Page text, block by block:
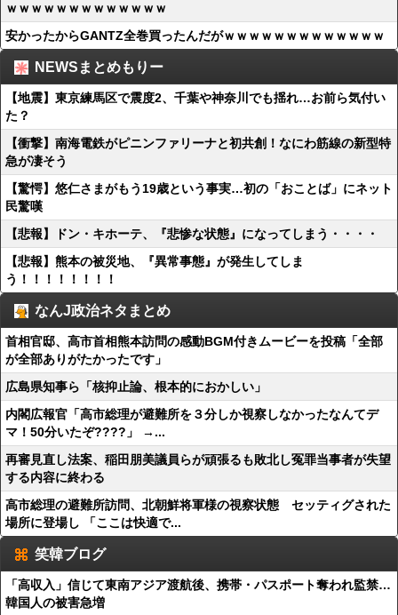
ｗｗｗｗｗｗｗｗｗｗｗｗｗ
安かったからGANTZ全巻買ったんだがｗｗｗｗｗｗｗｗｗｗｗｗｗ
NEWSまとめもりー
【地震】東京練馬区で震度2、千葉や神奈川でも揺れ…お前ら気付い
た？
【衝撃】南海電鉄がピニンファリーナと初共創！なにわ筋線の新型特
急が凄そう
【驚愕】悠仁さまがもう19歳という事実…初の「おことば」にネット
民驚嘆
【悲報】ドン・キホーテ、『悲惨な状態』になってしまう・・・・
【悲報】熊本の被災地、『異常事態』が発生してしま
う！！！！！！！！
なんJ政治ネタまとめ
首相官邸、高市首相熊本訪問の感動BGM付きムービーを投稿「全部
が全部ありがたかったです」
広島県知事ら「核抑止論、根本的におかしい」
内閣広報官「高市総理が避難所を３分しか視察しなかったなんてデ
マ！50分いたぞ????」 →...
再審見直し法案、稲田朋美議員らが頑張るも敗北し冤罪当事者が失望
する内容に終わる
高市総理の避難所訪問、北朝鮮将軍様の視察状態 セッティグされた
場所に登場し 「ここは快適で...
笑韓ブログ
「高収入」信じて東南アジア渡航後、携帯・パスポート奪われ監禁…
韓国人の被害急増